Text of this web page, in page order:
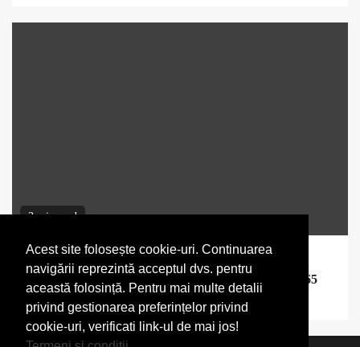
Acest site folosește cookie-uri. Continuarea
navigării reprezintă acceptul dvs. pentru
această folosință. Pentru mai multe detalii
privind gestionarea preferințelor privind
cookie-uri, verificati link-ul de mai jos!
3 min read
Start-up
Ion Stoica, co-fondator Anyscale, vândută pentru 1,65
miliarde de dolari